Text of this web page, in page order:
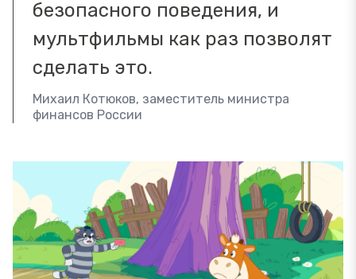
безопасного поведения, и
мультфильмы как раз позволят
сделать это.
Михаил Котюков, заместитель министра
финансов России